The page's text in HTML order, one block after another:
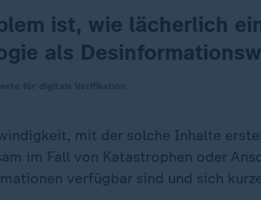
ist, wie lächerlich
als
mit der solche Inhalte
im Fall von Katastrophen oder
verfügbar sind und sich